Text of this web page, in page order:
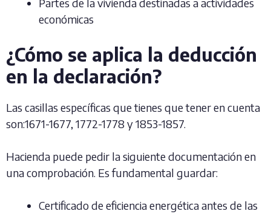
económicas
¿Cómo se aplica la deducción
en la declaración?
Las casillas específicas que tienes que tener en cuenta
son:1671-1677, 1772-1778 y 1853-1857.
Hacienda puede pedir la siguiente documentación en
una comprobación. Es fundamental guardar:
Certificado de eficiencia energética antes de las